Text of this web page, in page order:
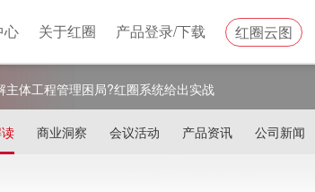
心 关于红圈 产品登录/下载 红圈云图
主体工程管理困局?红圈系统给出实战
商业洞察 会议活动 产品资讯 公司新闻